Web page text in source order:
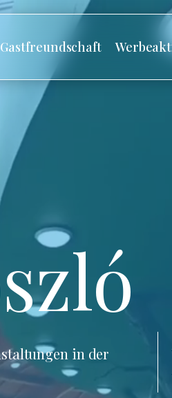
Gastfreundschaft
in der